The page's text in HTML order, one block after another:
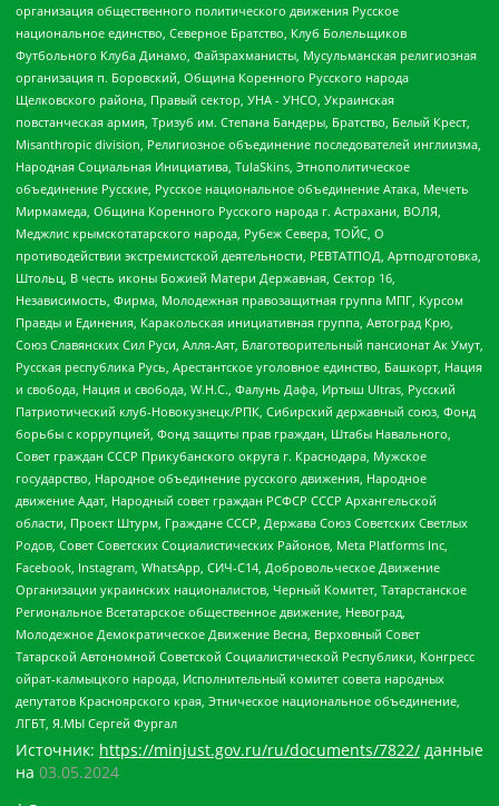
организация общественного политического движения Русское
национальное единство, Северное Братство, Клуб Болельщиков
Футбольного Клуба Динамо, Файзрахманисты, Мусульманская религиозная
организация п. Боровский, Община Коренного Русского народа
Щелковского района, Правый сектор, УНА - УНСО, Украинская
повстанческая армия, Тризуб им. Степана Бандеры, Братство, Белый Крест,
Misanthropic division, Религиозное объединение последователей инглиизма,
Народная Социальная Инициатива, TulaSkins, Этнополитическое
объединение Русские, Русское национальное объединение Атака, Мечеть
Мирмамеда, Община Коренного Русского народа г. Астрахани, ВОЛЯ,
Меджлис крымскотатарского народа, Рубеж Севера, ТОЙС, О
противодействии экстремистской деятельности, РЕВТАТПОД, Артподготовка,
Штольц, В честь иконы Божией Матери Державная, Сектор 16,
Независимость, Фирма, Молодежная правозащитная группа МПГ, Курсом
Правды и Единения, Каракольская инициативная группа, Автоград Крю,
Союз Славянских Сил Руси, Алля-Аят, Благотворительный пансионат Ак Умут,
Русская республика Русь, Арестантское уголовное единство, Башкорт, Нация
и свобода, Нация и свобода, W.H.С., Фалунь Дафа, Иртыш Ultras, Русский
Патриотический клуб-Новокузнецк/РПК, Сибирский державный союз, Фонд
борьбы с коррупцией, Фонд защиты прав граждан, Штабы Навального,
Совет граждан СССР Прикубанского округа г. Краснодара, Мужское
государство, Народное объединение русского движения, Народное
движение Адат, Народный совет граждан РСФСР СССР Архангельской
области, Проект Штурм, Граждане СССР, Держава Союз Советских Светлых
Родов, Совет Советских Социалистических Районов, Meta Platforms Inc,
Facebook, Instagram, WhatsApp, СИЧ-С14, Добровольческое Движение
Организации украинских националистов, Черный Комитет, Татарстанское
Региональное Всетатарское общественное движение, Невоград,
Молодежное Демократическое Движение Весна, Верховный Совет
Татарской Автономной Советской Социалистической Республики, Конгресс
ойрат-калмыцкого народа, Исполнительный комитет совета народных
депутатов Красноярского края, Этническое национальное объединение,
ЛГБТ, Я.МЫ Сергей Фургал
Источник: https://minjust.gov.ru/ru/documents/7822/ данные
на 03.05.2024